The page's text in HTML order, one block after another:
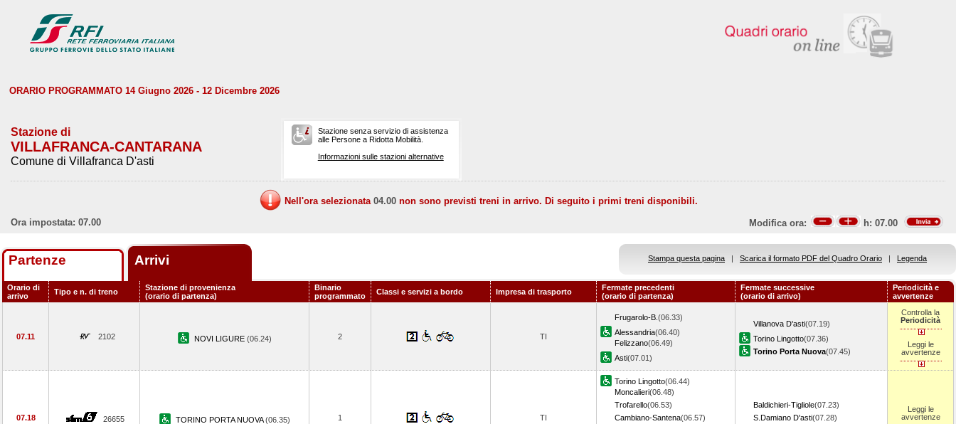
ORARIO PROGRAMMATO 14 Giugno 2026 - 12 Dicembre 2026
Stazione di
VILLAFRANCA-CANTARANA
Comune di Villafranca D'asti
Stazione senza servizio di assistenza
alle Persone a Ridotta Mobilità.
Informazioni sulle stazioni alternative
Nell'ora selezionata 04.00 non sono previsti treni in arrivo. Di seguito i primi treni disponibili.
Ora impostata: 07.00
Modifica ora: h: 07.00
Partenze Arrivi Stampa questa pagina | Scarica il formato PDF del Quadro Orario | Legenda
Orario di
arrivo
Tipo e n. di treno
Stazione di provenienza
(orario di partenza)
Binario
programmato
Classi e servizi a bordo Impresa di trasporto
Fermate precedenti
(orario di partenza)
Fermate successive
(orario di arrivo)
Periodicità e
avvertenze
07.11 2102 NOVI LIGURE (06.24) 2 TI
Frugarolo-B. (06.33)
Alessandria(06.40)
Felizzano(06.49)
Asti(07.01)
Villanova D'asti(07.19)
Torino Lingotto(07.36)
Torino Porta Nuova(07.45)
Controlla la
Periodicità
Leggi le
avvertenze
07.18 26655 TORINO PORTA NUOVA(06.35) 1 TI
Torino Lingotto(06.44)
Moncalieri(06.48)
Trofarello(06.53)
Cambiano-Santena(06.57)
Baldichieri-Tigliole(07.23)
S.Damiano D'asti(07.28)
Leggi le
avvertenze